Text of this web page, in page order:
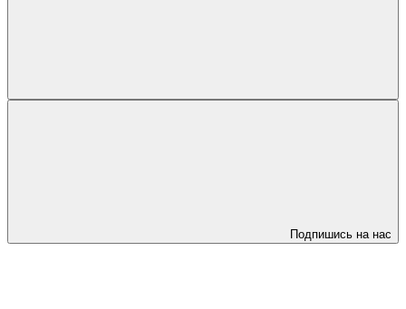
Подпишись на нас